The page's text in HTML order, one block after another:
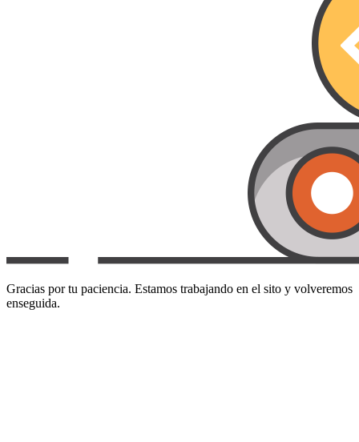
Gracias por tu paciencia. Estamos trabajando en el sito y volveremos
enseguida.